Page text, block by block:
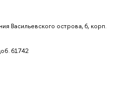
Васильевского острова, 6, корп.
61742